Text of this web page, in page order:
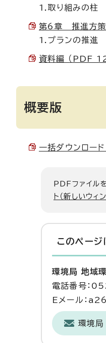
1.取り組みの柱
第6章 推進方策
1.プランの推進
資料編 （PDF
概要版
一括ダウンロー
PDFファイル
ト（新しいウィ
このページ
環境局 地域
電話番号：
Eメール：
環境